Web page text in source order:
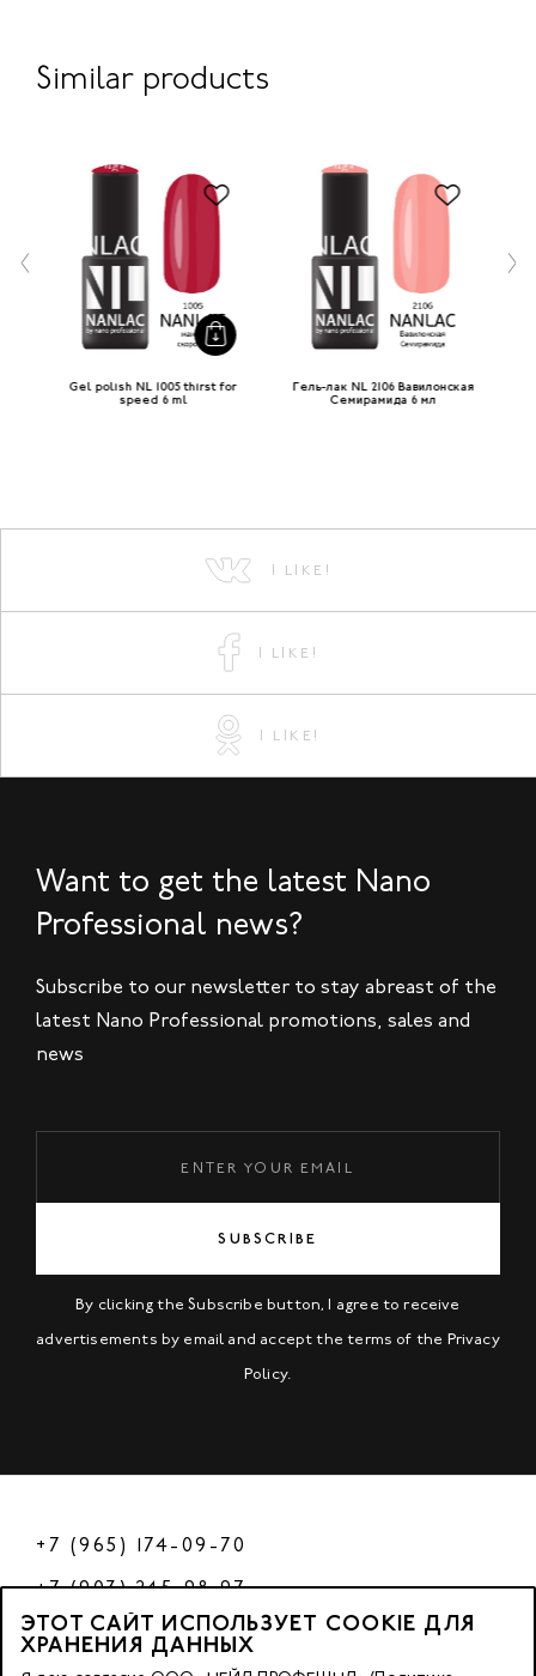
Similar products
Gel polish NL 1005 thirst for
speed 6 ml
Гель-лак NL 2106 Вавилонская
Семирамида 6 мл
I LIKE!
I LIKE!
I LIKE!
Want to get the latest Nano
Professional news?
Subscribe to our newsletter to stay abreast of the
latest Nano Professional promotions, sales and
news
SUBSCRIBE
By clicking the Subscribe button, I agree to receive
advertisements by email and accept the terms of the Privacy
Policy.
+7 (965) 174-09-70
+7 (903) 245-98-97
РФ
ЭТОТ САЙТ ИСПОЛЬЗУЕТ COOKIE ДЛЯ
ХРАНЕНИЯ ДАННЫХ